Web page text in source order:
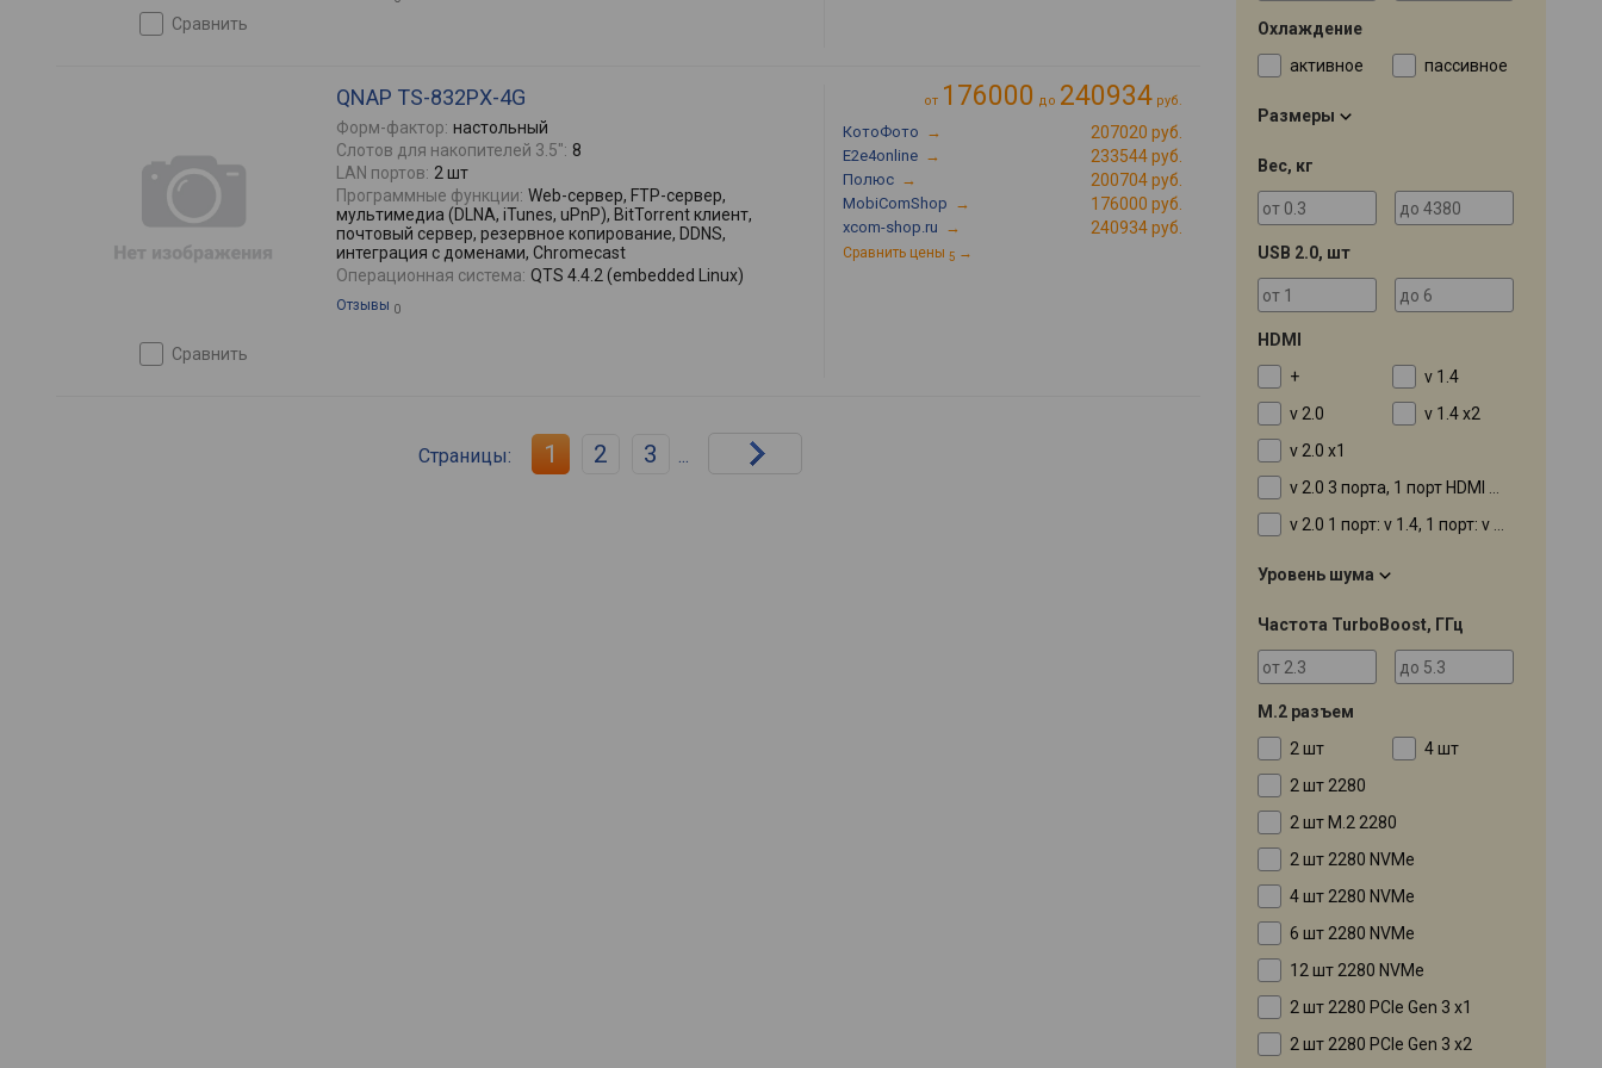
сравнить
сравнить
QNAP TS-832PX-4G
Форм-фактор: настольный
Слотов для накопителей 3.5": 8
LAN портов: 2 шт
Программные функции: Web-сервер, FTP-сервер,
мультимедиа (DLNA, iTunes, uPnP), BitTorrent клиент,
почтовый сервер, резервное копирование, DDNS,
интеграция с доменами, Chromecast
Операционная система: QTS 4.4.2 (embedded Linux)
Отзывы 0
от 176000 до 240934 руб.
КотоФото → 207020 руб.
E2e4online → 233544 руб.
Полюс → 200704 руб.
MobiComShop → 176000 руб.
xcom-shop.ru → 240934 руб.
Сравнить цены 5 →
Страницы: 1 2 3 ...
Охлаждение
активное
пассивное
Размеры
Вес, кг
USB 2.0, шт
HDMI
+
v 1.4
v 2.0
v 1.4 x2
v 2.0 x1
v 2.0 3 порта, 1 порт HDMI 2.0
v 2.0 1 порт: v 1.4, 1 порт: v 2.0
Уровень шума
Частота TurboBoost, ГГц
M.2 разъем
2 шт
4 шт
2 шт 2280
2 шт M.2 2280
2 шт 2280 NVMe
4 шт 2280 NVMe
6 шт 2280 NVMe
12 шт 2280 NVMe
2 шт 2280 PCIe Gen 3 x1
2 шт 2280 PCIe Gen 3 x2